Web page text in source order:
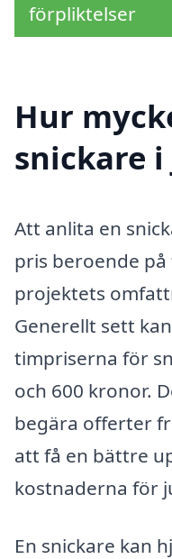
förpliktelser
Hur
snickare i
Att anlita en
pris beroende
projektets
Generellt sett
timpriserna för
och 600 kronor.
begära offerter
att få en bättre
kostnaderna för
En snickare kan